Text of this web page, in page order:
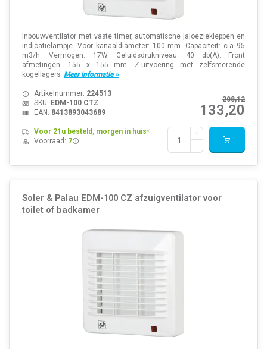
Inbouwventilator met vaste timer, automatische jaloeziekleppen en
indicatielampje. Voor kanaaldiameter: 100 mm. Capaciteit: c.a 95
m3/h. Vermogen: 17W. Geluidsdrukniveau: 40 db(A). Front
afmetingen: 155 x 155 mm. Z-uitvoering met zelfsmerende
kogellagers. Meer informatie »
208,12
133,20
Artikelnummer: 224513
SKU: EDM-100 CTZ
EAN: 8413893043689
Voor 21u besteld, morgen in huis*
Voorraad: 7
Soler & Palau EDM-100 CZ afzuigventilator voor
toilet of badkamer